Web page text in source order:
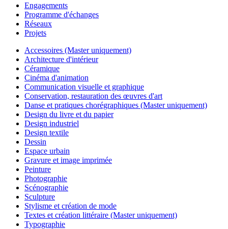
Engagements
Programme d'échanges
Réseaux
Projets
Accessoires (Master uniquement)
Architecture d'intérieur
Céramique
Cinéma d'animation
Communication visuelle et graphique
Conservation, restauration des œuvres d'art
Danse et pratiques chorégraphiques (Master uniquement)
Design du livre et du papier
Design industriel
Design textile
Dessin
Espace urbain
Gravure et image imprimée
Peinture
Photographie
Scénographie
Sculpture
Stylisme et création de mode
Textes et création littéraire (Master uniquement)
Typographie